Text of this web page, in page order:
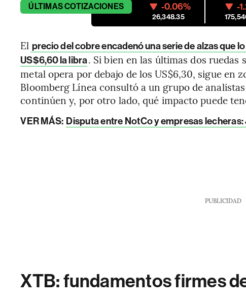
ÚLTIMASCOTIZACIONES -0.06%
26,348.35
-
El precio del cobre encadenó una serie de alzas que
US$6,60 la libra. Si bien en las últimas dos
metal opera por debajo de los US$6,30, sigue en
Bloomberg Línea consultó a un grupo de
continúen y, por otro lado, qué impacto puede
VER MÁS: Disputa entre NotCo y empresas
PUBLICIDAD
XTB: fundamentos firmes